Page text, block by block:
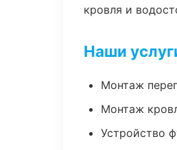
кровля и
Наши
Монтаж
Монтаж
Устройство